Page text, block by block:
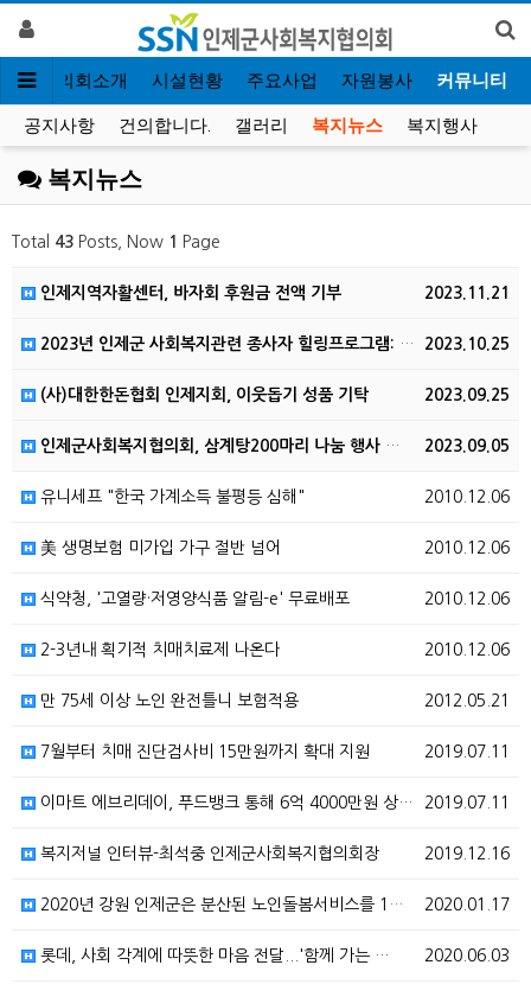
협의회소개 시설현황 주요사업 자원봉사 커뮤니티
공지사항 건의합니다. 갤러리 복지뉴스 복지행사
복지뉴스
Total 43 Posts, Now 1 Page
2023.11.21
인제지역자활센터, 바자회 후원금 전액 기부
2023.10.25
2023년 인제군 사회복지관련 종사자 힐링프로그램: 힐…
2023.09.25
(사)대한한돈협회 인제지회, 이웃돕기 성품 기탁
2023.09.05
인제군사회복지협의회, 삼계탕200마리 나눔 행사 개최
2010.12.06
유니세프 "한국 가계소득 불평등 심해"
2010.12.06
美 생명보험 미가입 가구 절반 넘어
2010.12.06
식약청, '고열량·저영양식품 알림-e' 무료배포
2010.12.06
2-3년내 획기적 치매치료제 나온다
2012.05.21
만 75세 이상 노인 완전틀니 보험적용
2019.07.11
7월부터 치매 진단검사비 15만원까지 확대 지원
2019.07.11
이마트 에브리데이, 푸드뱅크 통해 6억 4000만원 상…
2019.12.16
복지저널 인터뷰-최석중 인제군사회복지협의회장
2020.01.17
2020년 강원 인제군은 분산된 노인돌봄서비스를 1개 …
2020.06.03
롯데, 사회 각계에 따뜻한 마음 전달...'함께 가는 …